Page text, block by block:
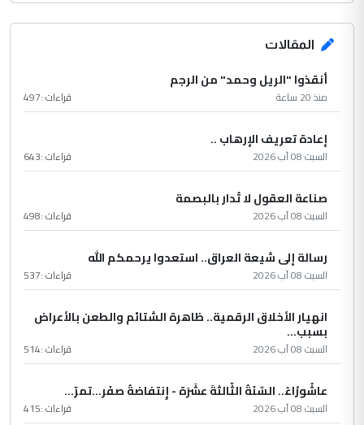
المقالات
أنقذوا "الريل وحمد" من الرجم
منذ 20 ساعة قراءات :497
إعادة تعريف الإرهاب ..
السبت 08 آب 2026 قراءات :643
صناعة العقول لا تُدار بالبصمة
السبت 08 آب 2026 قراءات :498
رسالة إلى شيعة العراق.. استعدوا يرحمكم الله
السبت 08 آب 2026 قراءات :537
انهيار الأخلاق الرقمية.. ظاهرة الشتائم والطعن بالأعراض
بسبب...
السبت 08 آب 2026 قراءات :514
عاشُورْاءُ.. السّنَةُ الثّالثةَ عشَرَة - إِنتفاضةُ صفَر…تمرّ...
السبت 08 آب 2026 قراءات :415